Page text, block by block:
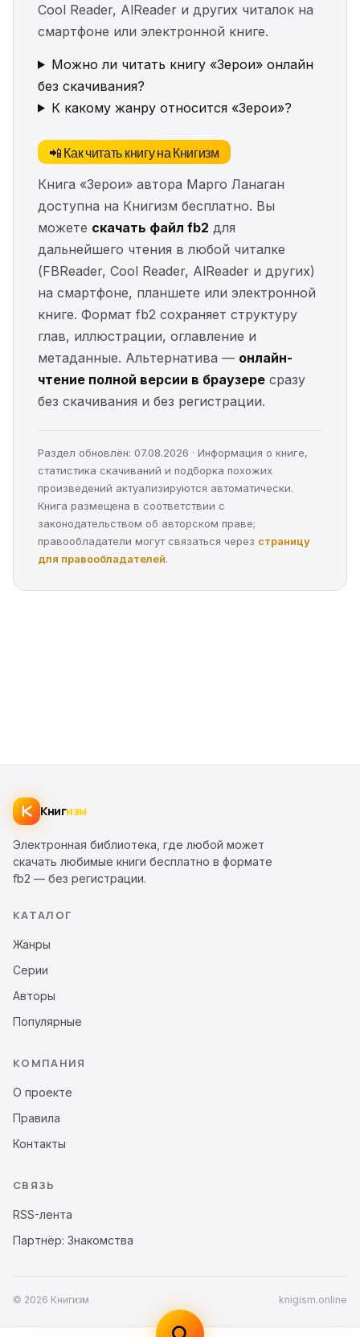
Cool Reader, AlReader и других читалок на
смартфоне или электронной книге.
Можно ли читать книгу «Зерои» онлайн
без скачивания?
К какому жанру относится «Зерои»?
📲 Как читать книгу на Книгизм
Книга «Зерои» автора Марго Ланаган
доступна на Книгизм бесплатно. Вы
можете скачать файл fb2 для
дальнейшего чтения в любой читалке
(FBReader, Cool Reader, AlReader и других)
на смартфоне, планшете или электронной
книге. Формат fb2 сохраняет структуру
глав, иллюстрации, оглавление и
метаданные. Альтернатива — онлайн-
чтение полной версии в браузере сразу
без скачивания и без регистрации.
Раздел обновлён: 07.08.2026 · Информация о книге,
статистика скачиваний и подборка похожих
произведений актуализируются автоматически.
Книга размещена в соответствии с
законодательством об авторском праве;
правообладатели могут связаться через страницу
для правообладателей.
Книгизм
Электронная библиотека, где любой может
скачать любимые книги бесплатно в формате
fb2 — без регистрации.
КАТАЛОГ
Жанры
Серии
Авторы
Популярные
КОМПАНИЯ
О проекте
Правила
Контакты
СВЯЗЬ
RSS-лента
Партнёр: Знакомства
© 2026 Книгизм knigism.online